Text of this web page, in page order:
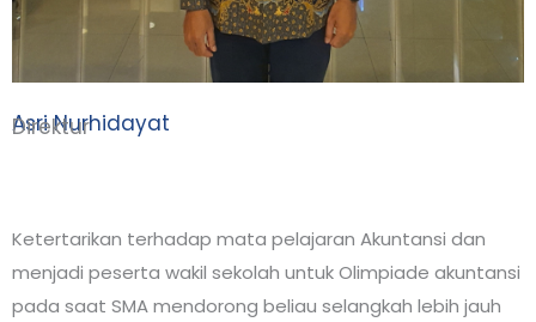
Asri Nurhidayat
Direktur
Ketertarikan terhadap mata pelajaran Akuntansi dan
menjadi peserta wakil sekolah untuk Olimpiade akuntansi
pada saat SMA mendorong beliau selangkah lebih jauh